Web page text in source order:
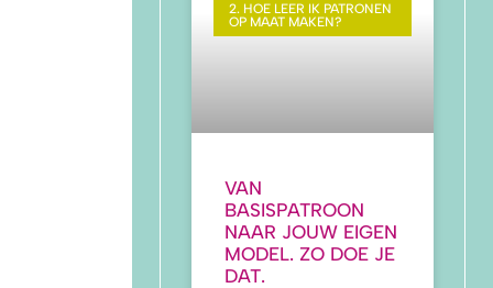
2. HOE LEER IK PATRONEN
OP MAAT MAKEN?
VAN
BASISPATROON
NAAR JOUW EIGEN
MODEL. ZO DOE JE
DAT.